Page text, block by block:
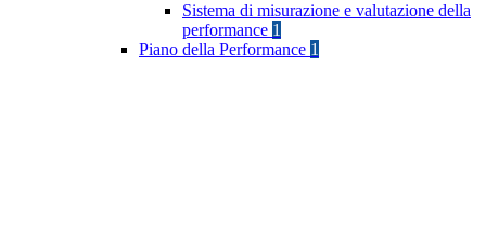
Sistema di misurazione e valutazione della
performance 1
Piano della Performance 1